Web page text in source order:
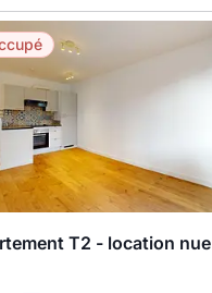
T1 bis
T5
T9
T15
T2 - location nue